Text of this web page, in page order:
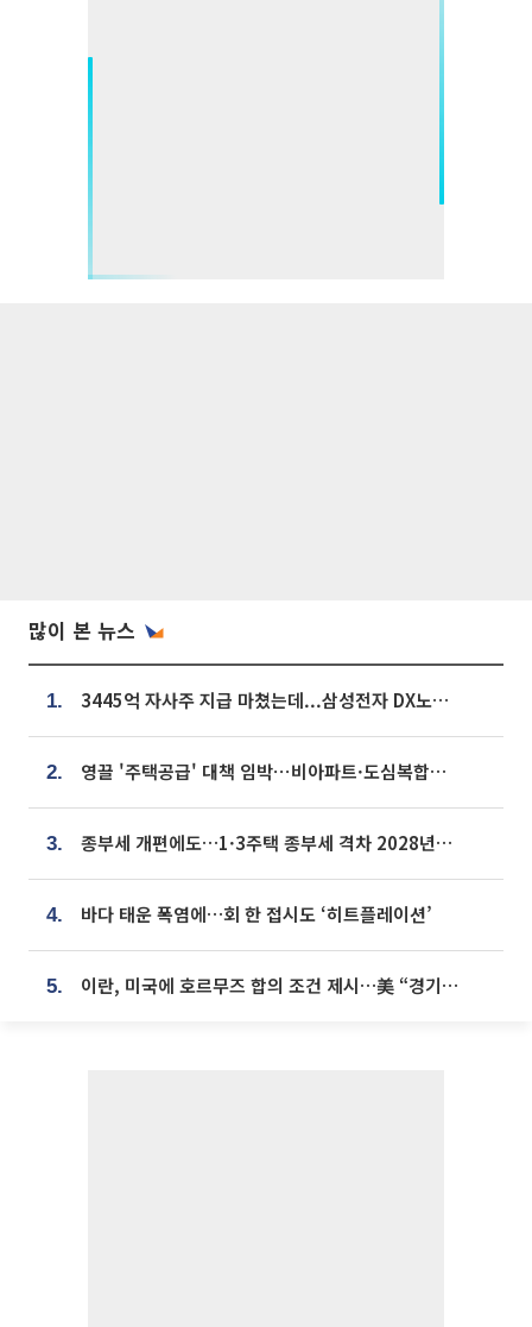
많이 본 뉴스
1. 3445억 자사주 지급 마쳤는데...삼성전자 DX노조, 뒤늦은 '떼쓰기 집회'
2. 영끌 '주택공급' 대책 임박⋯비아파트·도심복합까지 총동원
3. 종부세 개편에도…1·3주택 종부세 격차 2028년부터 확대
4. 바다 태운 폭염에…회 한 접시도 ‘히트플레이션’
5. 이란, 미국에 호르무즈 합의 조건 제시…美 “경기 아직 안 끝나” [종합]